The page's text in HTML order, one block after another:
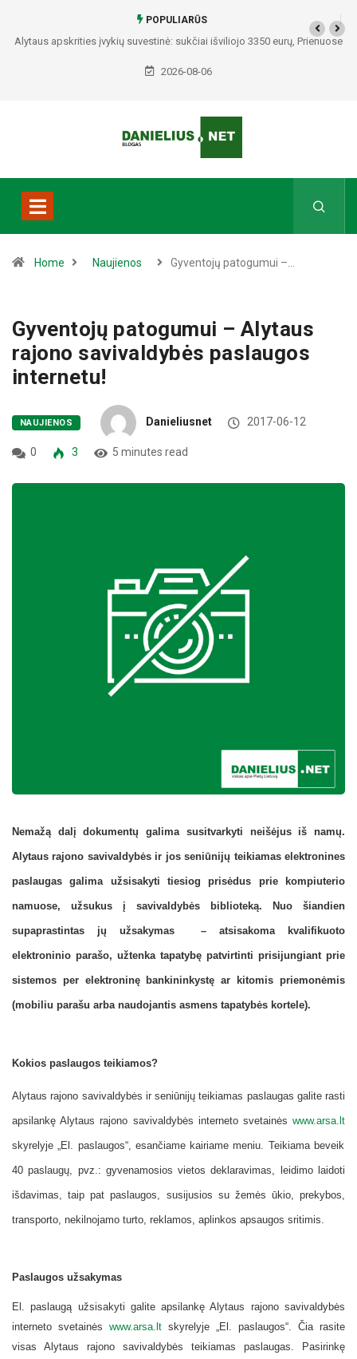
POPULIARŪS
Alytaus apskrities įvykių suvestinė: sukčiai išviliojo 3350 eurų, Prienuose
– policijos gaudynės, Varėnos rajone rasti du mirę žmonės
2026-08-06
Home Naujienos Gyventojų patogumui –…
Gyventojų patogumui – Alytaus
rajono savivaldybės paslaugos
internetu!
NAUJIENOS Danieliusnet 2017-06-12
0 3 5 minutes read
Nemažą dalį dokumentų galima susitvarkyti neišėjus iš namų.
Alytaus rajono savivaldybės ir jos seniūnijų teikiamas elektronines
paslaugas galima užsisakyti tiesiog prisėdus prie kompiuterio
namuose, užsukus į savivaldybės biblioteką. Nuo šiandien
supaprastintas jų užsakymas – atsisakoma kvalifikuoto
elektroninio parašo, užtenka tapatybę patvirtinti prisijungiant prie
sistemos per elektroninę bankininkystę ar kitomis priemonėmis
(mobiliu parašu arba naudojantis asmens tapatybės kortele).
Kokios paslaugos teikiamos?
Alytaus rajono savivaldybės ir seniūnijų teikiamas paslaugas galite rasti
apsilankę Alytaus rajono savivaldybės interneto svetainės www.arsa.lt
skyrelyje „El. paslaugos“, esančiame kairiame meniu. Teikiama beveik
40 paslaugų, pvz.: gyvenamosios vietos deklaravimas, leidimo laidoti
išdavimas, taip pat paslaugos, susijusios su žemės ūkio, prekybos,
transporto, nekilnojamo turto, reklamos, aplinkos apsaugos sritimis.
Paslaugos užsakymas
El. paslaugą užsisakyti galite apsilankę Alytaus rajono savivaldybės
interneto svetainės www.arsa.lt skyrelyje „El. paslaugos“. Čia rasite
visas Alytaus rajono savivaldybės teikiamas paslaugas. Pasirinkę